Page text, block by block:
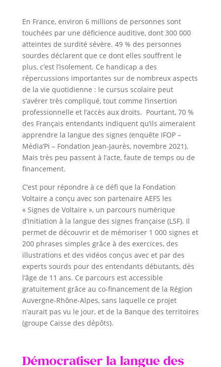
En France, environ 6 millions de personnes sont
touchées par une déficience auditive, dont 300 000
atteintes de surdité sévère. 49 % des personnes
sourdes déclarent que ce dont elles souffrent le
plus, c’est l’isolement. Ce handicap a des
répercussions importantes sur de nombreux aspects
de la vie quotidienne : le cursus scolaire peut
s’avérer très compliqué, tout comme l’insertion
professionnelle et l’accès aux droits. Pourtant, 70 %
des Français entendants indiquent qu’ils aimeraient
apprendre la langue des signes (enquête IFOP –
Média’Pi – Fondation Jean-Jaurès, novembre 2021).
Mais très peu passent à l’acte, faute de temps ou de
financement.
C’est pour répondre à ce défi que la Fondation
Voltaire a conçu avec son partenaire AEFS les
« Signes de Voltaire », un parcours numérique
d’initiation à la langue des signes française (LSF). Il
permet de découvrir et de mémoriser 1 000 signes et
200 phrases simples grâce à des exercices, des
illustrations et des vidéos conçus avec et par des
experts sourds pour des entendants débutants, dès
l’âge de 11 ans. Ce parcours est accessible
gratuitement grâce au co-financement de la Région
Auvergne-Rhône-Alpes, sans laquelle ce projet
n’aurait pas vu le jour, et de la Banque des territoires
(groupe Caisse des dépôts).
Démocratiser la langue des